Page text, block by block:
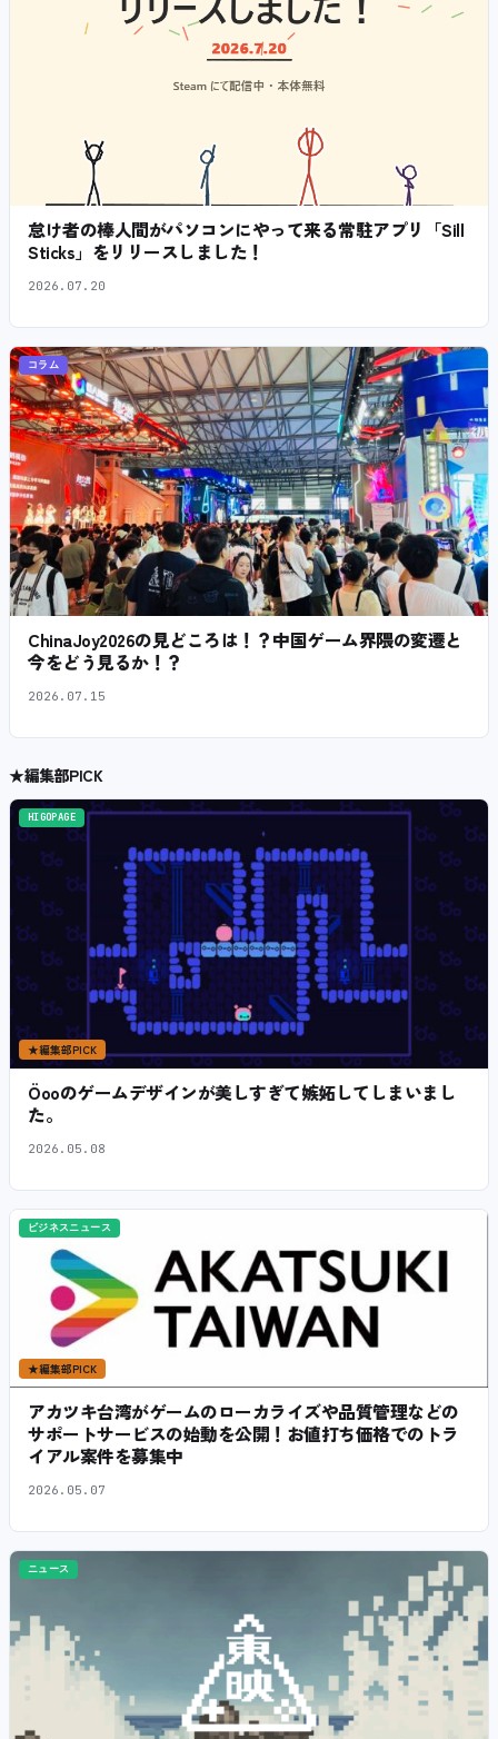
怠け者の棒人間がパソコンにやって来る常駐アプリ「Sill
Sticks」をリリースしました！
2026.07.20
コラム
ChinaJoy2026の見どころは！？中国ゲーム界隈の変遷と
今をどう見るか！？
2026.07.15
★編集部PICK
HIGOPAGE
★編集部PICK
Öooのゲームデザインが美しすぎて嫉妬してしまいまし
た。
2026.05.08
ビジネスニュース
★編集部PICK
アカツキ台湾がゲームのローカライズや品質管理などの
サポートサービスの始動を公開！お値打ち価格でのトラ
イアル案件を募集中
2026.05.07
ニュース